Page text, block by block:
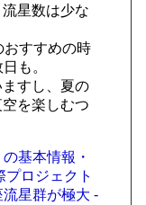
星数は少な
おすすめの時
も。
すし、夏の
を楽しむつ
基本情報・
ロジェクト
流星群が極大 -